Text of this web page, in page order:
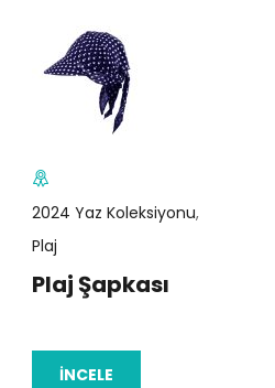
2024 Yaz Koleksiyonu,
Plaj
Plaj Şapkası
İNCELE